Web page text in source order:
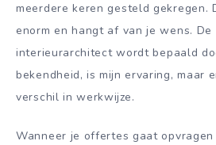
meerdere keren gesteld gekregen.
enorm en hangt af van je wens. De
interieurarchitect wordt bepaald
bekendheid, is mijn ervaring, maar
verschil in werkwijze.
Wanneer je offertes gaat